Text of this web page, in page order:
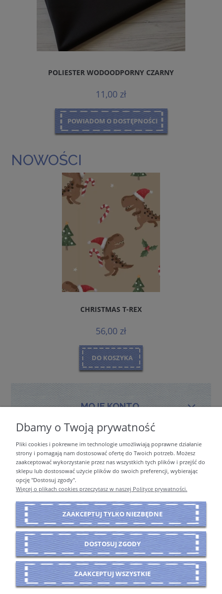
POLIESTER WODOODPORNY CZARNY
11,00 zł
POWIADOM O DOSTĘPNOŚCI
NOWOŚCI
CHRISTMAS T-REX
56,00 zł
DO KOSZYKA
MOJE KONTO
PŁATNOŚCI I DOSTAWA
INFORMACJE
O NAS
POKAŻ PEŁNĄ WERSJĘ STRONY
Sklep internetowy Shoper Premium
Dbamy o Twoją prywatność
Pliki cookies i pokrewne im technologie umożliwiają poprawne działanie
strony i pomagają nam dostosować ofertę do Twoich potrzeb. Możesz
zaakceptować wykorzystanie przez nas wszystkich tych plików i przejść do
sklepu lub dostosować użycie plików do swoich preferencji, wybierając
opcję "Dostosuj zgody".
Więcej o plikach cookies przeczytasz w naszej Polityce prywatności.
ZAAKCEPTUJ TYLKO NIEZBĘDNE
DOSTOSUJ ZGODY
ZAAKCEPTUJ WSZYSTKIE